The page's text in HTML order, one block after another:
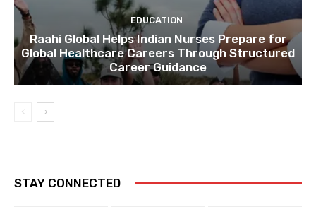
EDUCATION
Raahi Global Helps Indian Nurses Prepare for
Global Healthcare Careers Through Structured
Career Guidance
STAY CONNECTED